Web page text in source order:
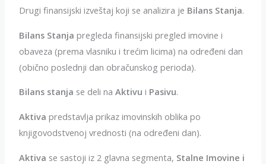
Drugi finansijski izveštaj koji se analizira je Bilans Stanja.
Bilans Stanja pregleda finansijski pregled imovine i
obaveza (prema vlasniku i trećim licima) na određeni dan
(obično poslednji dan obračunskog perioda).
Bilans stanja se deli na Aktivu i Pasivu.
Aktiva predstavlja prikaz imovinskih oblika po
knjigovodstvenoj vrednosti (na određeni dan).
Aktiva se sastoji iz 2 glavna segmenta, Stalne Imovine i